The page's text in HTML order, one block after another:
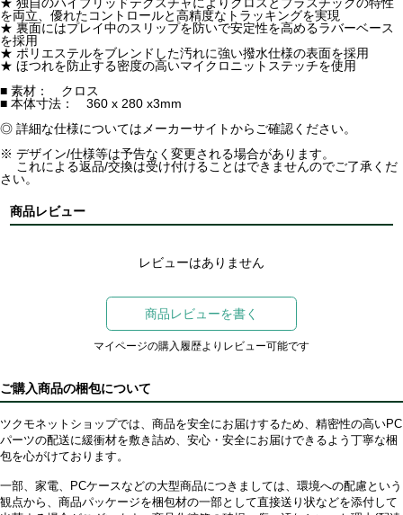
を両立、優れたコントロールと高精度なトラッキングを実現
★ 裏面にはプレイ中のスリップを防いで安定性を高めるラバーベース
を採用
★ ポリエステルをブレンドした汚れに強い撥水仕様の表面を採用
★ ほつれを防止する密度の高いマイクロニットステッチを使用
■ 素材： クロス
■ 本体寸法： 360 x 280 x3mm
◎ 詳細な仕様についてはメーカーサイトからご確認ください。
※ デザイン/仕様等は予告なく変更される場合があります。
これによる返品/交換は受け付けることはできませんのでご了承くだ
さい。
商品レビュー
レビューはありません
商品レビューを書く
マイページの購入履歴よりレビュー可能です
ご購入商品の梱包について
ツクモネットショップでは、商品を安全にお届けするため、精密性の高いPC
パーツの配送に緩衝材を敷き詰め、安心・安全にお届けできるよう丁寧な梱
包を心がけております。
一部、家電、PCケースなどの大型商品につきましては、環境への配慮という
観点から、商品パッケージを梱包材の一部として直接送り状などを添付して